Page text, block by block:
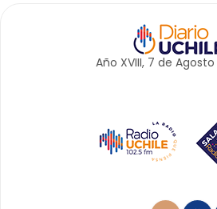
Año XVIII, 7 de Agosto